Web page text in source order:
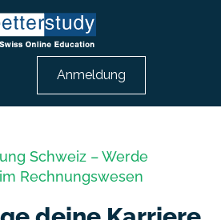
Anmeldung
Schweiz – Werde
Rechnungswesen